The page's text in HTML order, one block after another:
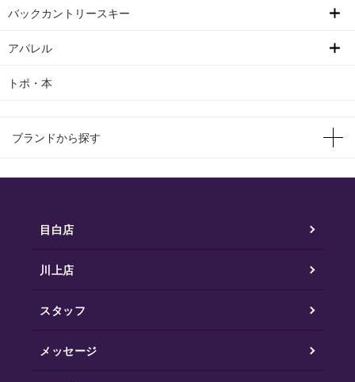
バックカントリースキー
アパレル
トポ・本
ブランドから探す
目白店
川上店
スタッフ
メッセージ